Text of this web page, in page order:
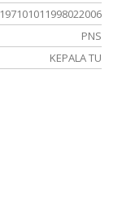
197101011998022006
PNS
KEPALA TU